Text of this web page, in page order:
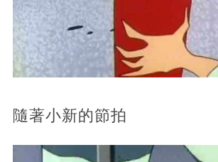
隨著小新的節拍